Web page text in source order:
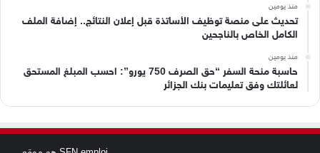
منذ يومين
تحديث على منصة توظيف الأساتذة قبل إعلان النتائج.. إضافة الملف
الكامل الخاص بالناجحين
منذ يومين
حاسبة منحة السفر “حق الصرف 750 يورو”: احسب المبلغ المستحق
لعائلتك وفق تعليمات بنك الجزائر